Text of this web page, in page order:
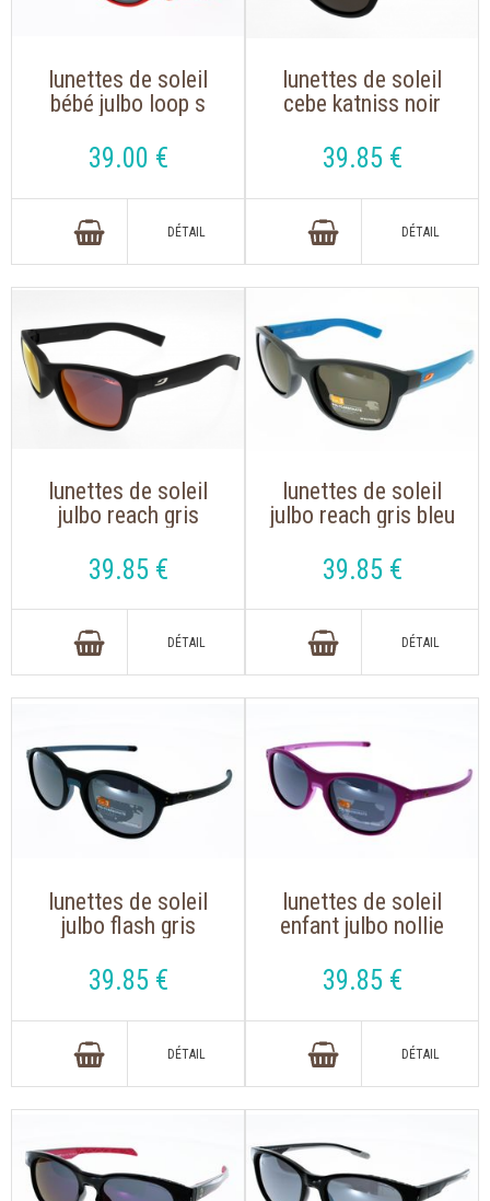
lunettes de soleil
bébé julbo loop s
39.00 €
lunettes de soleil
cebe katniss noir
39.85 €
lunettes de soleil
julbo reach gris
39.85 €
lunettes de soleil
julbo reach gris bleu
39.85 €
lunettes de soleil
julbo flash gris
39.85 €
lunettes de soleil
enfant julbo nollie
39.85 €